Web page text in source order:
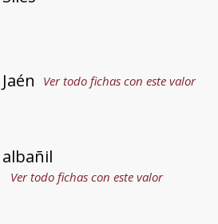
Jaén Ver todo fichas con este valor
albañil
Ver todo fichas con este valor